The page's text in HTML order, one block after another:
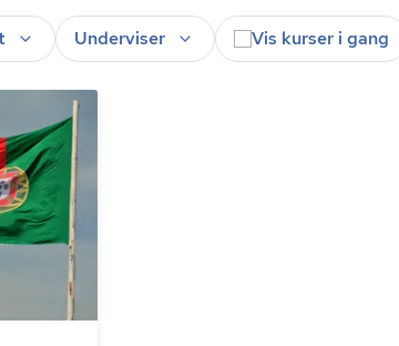
Underviser Vis kurser i gang